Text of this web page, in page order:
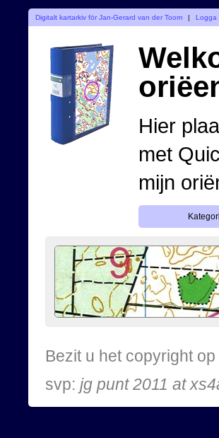
Digitalt kartarkiv för Jan-Gerard van der Toorn | Logga
Hier
met
mijn
Bezit u het copyright
svp: jg punt 2011 at